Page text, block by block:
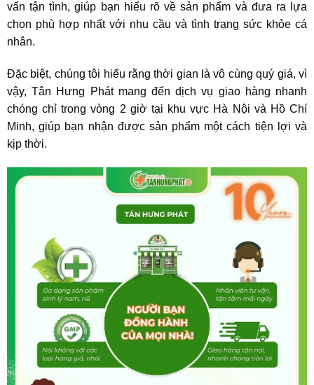
vấn tận tình, giúp bạn hiểu rõ về sản phẩm và đưa ra lựa
chọn phù hợp nhất với nhu cầu và tình trạng sức khỏe cá
nhân.
Đặc biệt, chúng tôi hiểu rằng thời gian là vô cùng quý giá, vì
vậy, Tân Hưng Phát mang đến dịch vụ giao hàng nhanh
chóng chỉ trong vòng 2 giờ tại khu vực Hà Nội và Hồ Chí
Minh, giúp bạn nhận được sản phẩm một cách tiện lợi và
kịp thời.